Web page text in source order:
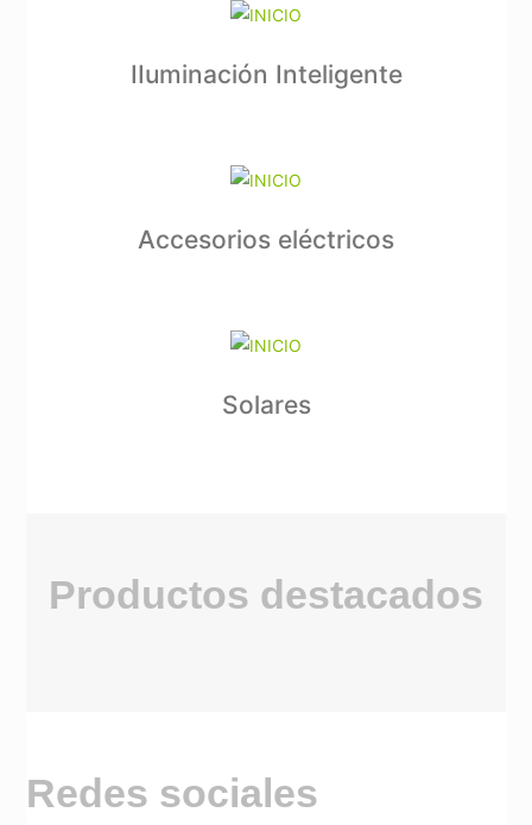
IIuminación Inteligente
Accesorios eléctricos
Solares
Productos destacados
Redes sociales